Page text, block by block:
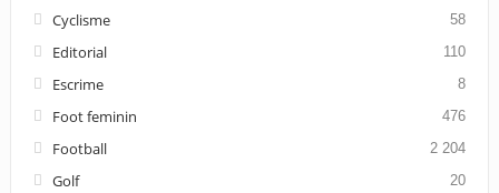
Cyclisme 58
Editorial 110
Escrime 8
Foot feminin 476
Football 2 204
Golf 20